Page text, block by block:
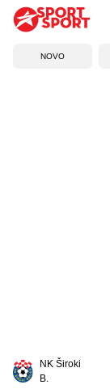
NOVO
NK Široki
B.